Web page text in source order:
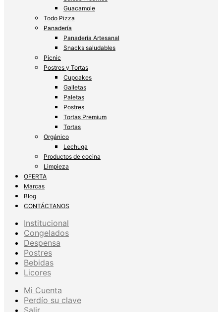
Guacamole
Todo Pizza
Panadería
Panadería Artesanal
Snacks saludables
Picnic
Postres y Tortas
Cupcakes
Galletas
Paletas
Postres
Tortas Premium
Tortas
Orgánico
Lechuga
Productos de cocina
Limpieza
OFERTA
Marcas
Blog
CONTÁCTANOS
Institucional
Congelados
Despensa
Postres
Bebidas
Licores
Mi Cuenta
Perdío su clave